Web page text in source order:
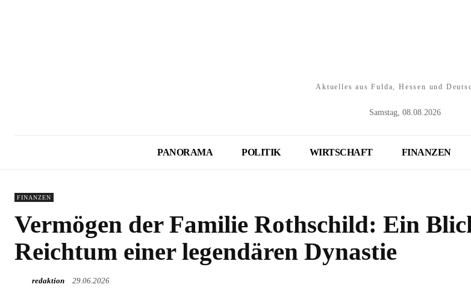
Aktuelles aus Fulda, Hessen und
Samstag, 08.08.2026
PANORAMA POLITIK WIRTSCHAFT FINANZEN
FINANZEN
Vermögen der Familie Rothschild: Ein
Reichtum einer legendären Dynastie
redaktion 29.06.2026